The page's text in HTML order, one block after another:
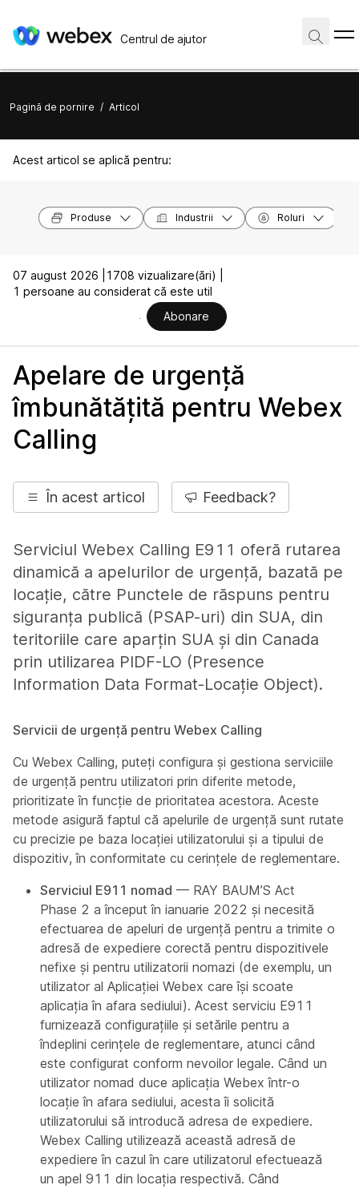
Centrul de ajutor
Pagină de pornire / Articol
Acest articol se aplică pentru:
Produse Industrii Roluri
07 august 2026 |
1708 vizualizare(ări) |
1 persoane au considerat că este util
Abonare
Apelare de urgență
îmbunătățită pentru Webex
Calling
În acest articol Feedback?
Serviciul Webex Calling E911 oferă rutarea
dinamică a apelurilor de urgență, bazată pe
locație, către Punctele de răspuns pentru
siguranța publică (PSAP-uri) din SUA, din
teritoriile care aparțin SUA și din Canada
prin utilizarea PIDF-LO (Presence
Information Data Format-Locație Object).
Servicii de urgență pentru Webex Calling
Cu Webex Calling, puteți configura și gestiona serviciile
de urgență pentru utilizatori prin diferite metode,
prioritizate în funcție de prioritatea acestora. Aceste
metode asigură faptul că apelurile de urgență sunt rutate
cu precizie pe baza locației utilizatorului și a tipului de
dispozitiv, în conformitate cu cerințele de reglementare.
Serviciul E911 nomad — RAY BAUM’S Act
Phase 2 a început în ianuarie 2022 și necesită
efectuarea de apeluri de urgență pentru a trimite o
adresă de expediere corectă pentru dispozitivele
nefixe și pentru utilizatorii nomazi (de exemplu, un
utilizator al Aplicației Webex care își scoate
aplicația în afara sediului). Acest serviciu E911
furnizează configurațiile și setările pentru a
îndeplini cerințele de reglementare, atunci când
este configurat conform nevoilor legale. Când un
utilizator nomad duce aplicația Webex într-o
locație în afara sediului, acesta îi solicită
utilizatorului să introducă adresa de expediere.
Webex Calling utilizează această adresă de
expediere în cazul în care utilizatorul efectuează
un apel 911 din locația respectivă. Când